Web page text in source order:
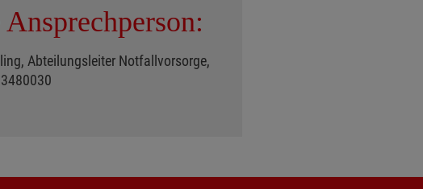
Abteilungsleiter Notfallvorsorge,